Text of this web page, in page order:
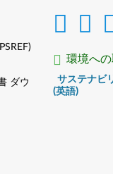
環境へ
サステナビ
(英語)
ダウ